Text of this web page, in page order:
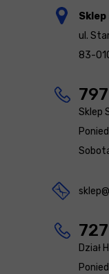
ul.
83-
Sklep
Dział